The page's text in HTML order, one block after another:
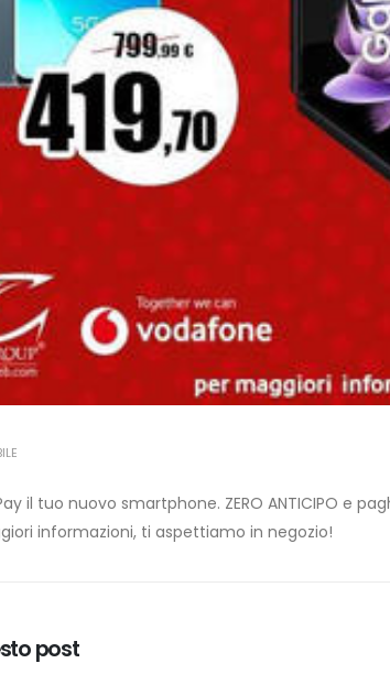
il tuo nuovo smartphone. ZERO ANTICIPO e
informazioni, ti aspettiamo in negozio!
post